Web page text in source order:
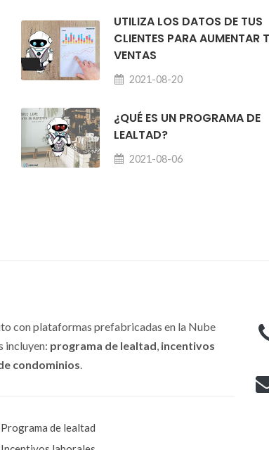
UTILIZA LOS DATOS DE TUS
CLIENTES PARA AUMENTAR
VENTAS
2021-08-20
¿QUÉ ES UN PROGRAMA DE
LEALTAD?
2021-08-06
con plataformas prefabricadas en la Nube
incluyen: programa de lealtad, incentivos
condominios.
Programa de lealtad